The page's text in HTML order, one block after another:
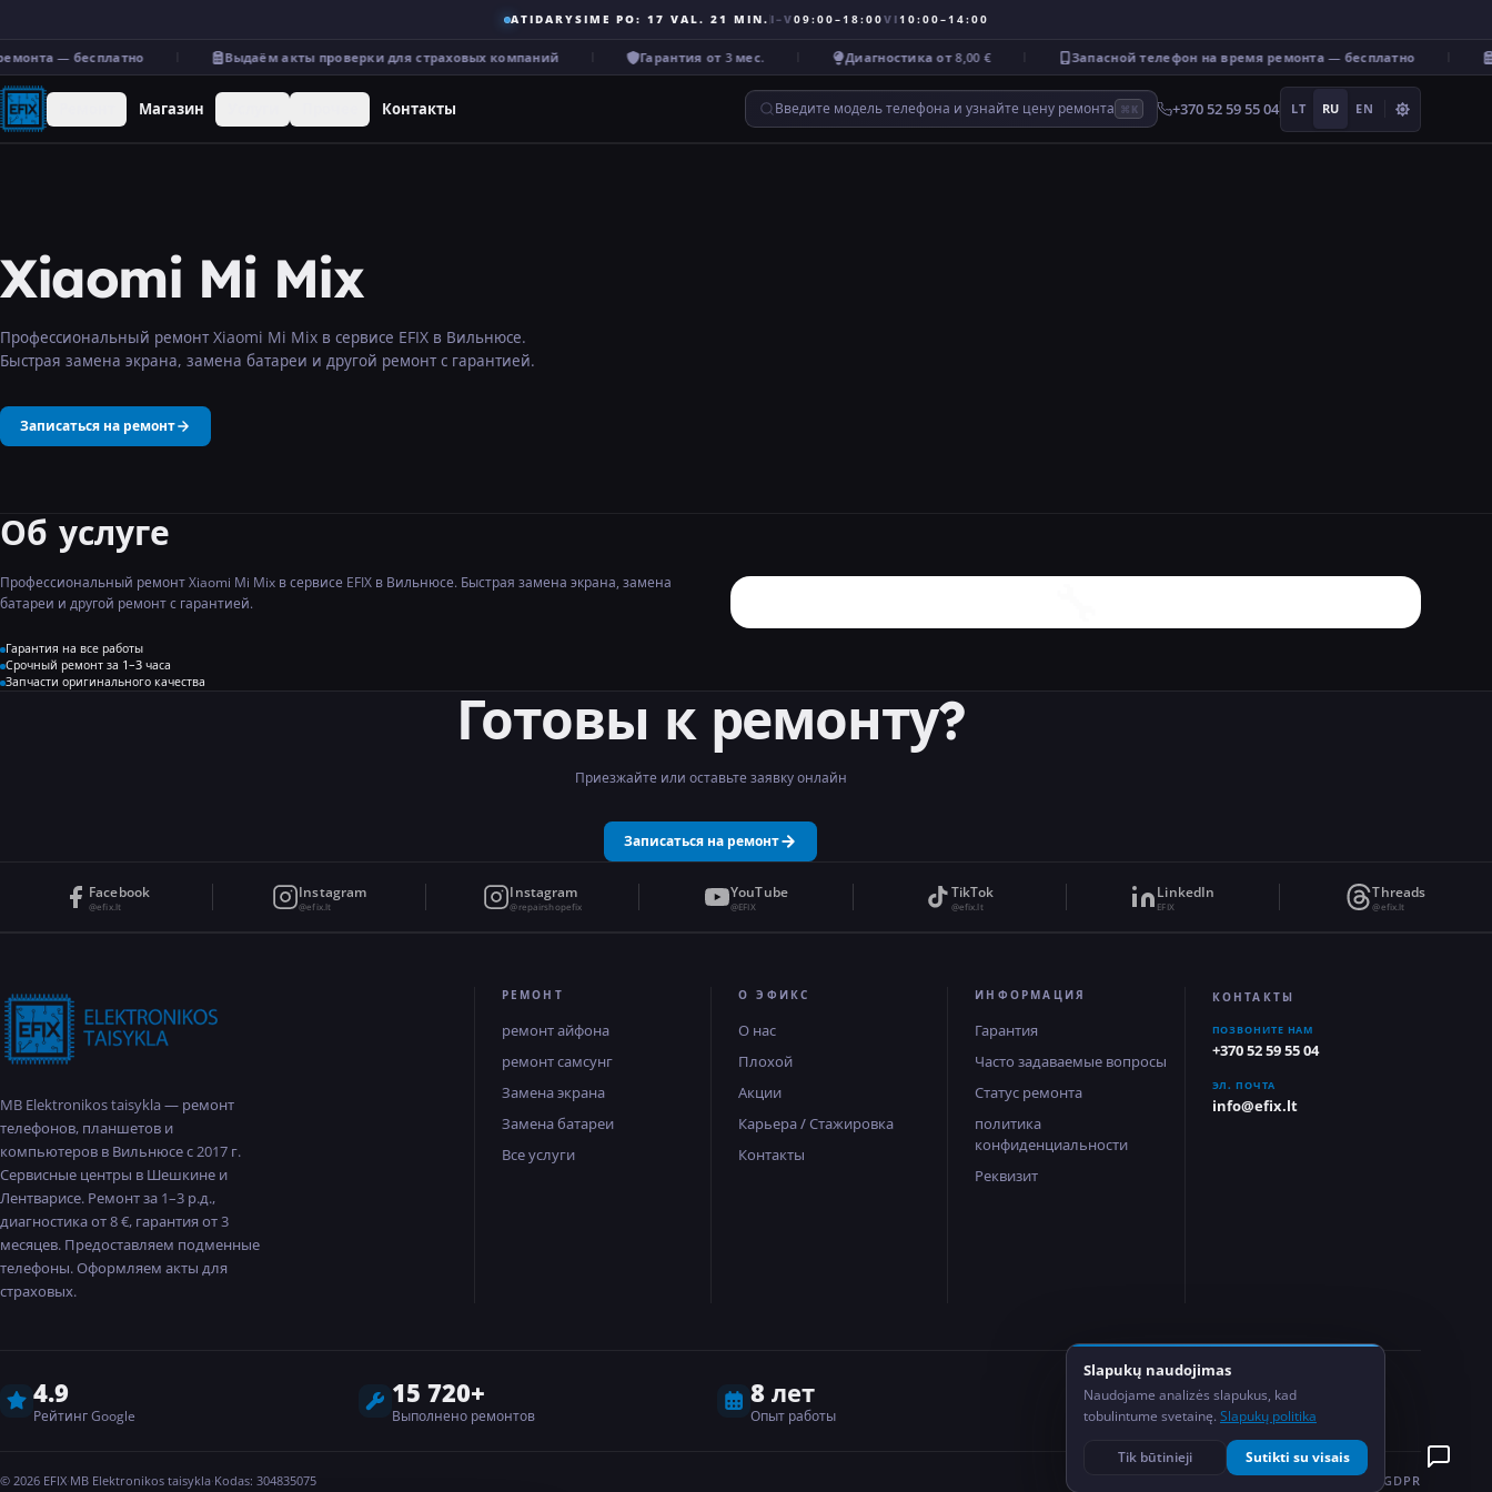
ATIDARYSIME PO: 17 VAL. 21 MIN. I–V09:00–18:00VI10:00–14:00
— бесплатно Выдаём акты проверки для страховых компаний Гарантия от 3 мес. Диагностика от 8,00 € Запасной телефон на время ремонта — бесплатно
Магазин Контакты Введите модель телефона и узнайте цену ремонта ⌘K +370 52 59 55 04 LT RU EN
Xiaomi Mi Mix
Профессиональный ремонт Xiaomi Mi Mix в сервисе EFIX в Вильнюсе.
Быстрая замена экрана, замена батареи и другой ремонт с гарантией.
Записаться на ремонт
Об услуге
Профессиональный ремонт Xiaomi Mi Mix в сервисе EFIX в Вильнюсе. Быстрая замена экрана, замена
батареи и другой ремонт с гарантией.
Гарантия на все работы
Срочный ремонт за 1–3 часа
Запчасти оригинального качества
Готовы к ремонту?
Приезжайте или оставьте заявку онлайн
Записаться на ремонт
Facebook
@efix.lt
Instagram
@efix.lt
Instagram
@repairshopefix
YouTube
@EFIX
TikTok
@efix.lt
LinkedIn
EFIX
Threads
@efix.lt
MB Elektronikos taisykla — ремонт
телефонов, планшетов и
компьютеров в Вильнюсе с 2017 г.
Сервисные центры в Шешкине и
Лентварисе. Ремонт за 1–3 р.д.,
диагностика от 8 €, гарантия от 3
месяцев. Предоставляем подменные
телефоны. Оформляем акты для
страховых.
РЕМОНТ
ремонт айфона
ремонт самсунг
Замена экрана
Замена батареи
Все услуги
О ЭФИКС
О нас
Плохой
Акции
Карьера / Стажировка
Контакты
ИНФОРМАЦИЯ
Гарантия
Часто задаваемые вопросы
Статус ремонта
политика
конфиденциальности
Реквизит
КОНТАКТЫ
ПОЗВОНИТЕ НАМ
+370 52 59 55 04
ЭЛ. ПОЧТА
info@efix.lt
4.9
Рейтинг Google
15 720+
Выполнено ремонтов
8 лет
Опыт работы
2
Сервисных центра
© 2026 EFIX·MB Elektronikos taisykla·Kodas: 304835075 ПОЛИТИКА КОНФИДЕНЦИАЛЬНОСТИ GDPR
Slapukų naudojimas
Naudojame analizės slapukus, kad
tobulintume svetainę. Slapukų politika
Tik būtinieji Sutikti su visais